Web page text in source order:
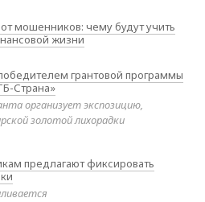
мошенников: чему будут учить
жизни
грантовой программы
Страна»
организует экспозицию,
золотой лихорадки
предлагают фиксировать